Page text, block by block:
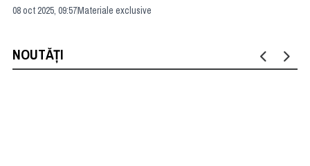
08 oct 2025, 09:57Materiale exclusive
NOUTĂȚI